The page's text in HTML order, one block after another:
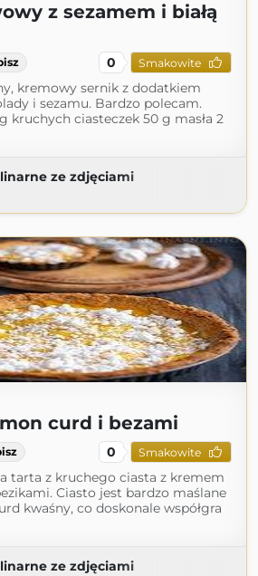
z sezamem i białą
0 Smakowite
kremowy sernik z dodatkiem
i sezamu. Bardzo polecam.
kruchych ciasteczek 50 g masła 2
ze zdjęciami
curd i bezami
0 Smakowite
tarta z kruchego ciasta z kremem
Ciasto jest bardzo maślane
kwaśny, co doskonale współgra
ze zdjęciami